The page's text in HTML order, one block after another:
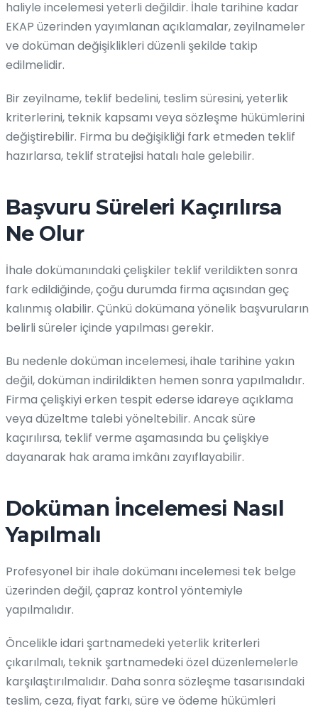
haliyle incelemesi yeterli değildir. İhale tarihine kadar
EKAP üzerinden yayımlanan açıklamalar, zeyilnameler
ve doküman değişiklikleri düzenli şekilde takip
edilmelidir.
Bir zeyilname, teklif bedelini, teslim süresini, yeterlik
kriterlerini, teknik kapsamı veya sözleşme hükümlerini
değiştirebilir. Firma bu değişikliği fark etmeden teklif
hazırlarsa, teklif stratejisi hatalı hale gelebilir.
Başvuru Süreleri Kaçırılırsa
Ne Olur
İhale dokümanındaki çelişkiler teklif verildikten sonra
fark edildiğinde, çoğu durumda firma açısından geç
kalınmış olabilir. Çünkü dokümana yönelik başvuruların
belirli süreler içinde yapılması gerekir.
Bu nedenle doküman incelemesi, ihale tarihine yakın
değil, doküman indirildikten hemen sonra yapılmalıdır.
Firma çelişkiyi erken tespit ederse idareye açıklama
veya düzeltme talebi yöneltebilir. Ancak süre
kaçırılırsa, teklif verme aşamasında bu çelişkiye
dayanarak hak arama imkânı zayıflayabilir.
Doküman İncelemesi Nasıl
Yapılmalı
Profesyonel bir ihale dokümanı incelemesi tek belge
üzerinden değil, çapraz kontrol yöntemiyle
yapılmalıdır.
Öncelikle idari şartnamedeki yeterlik kriterleri
çıkarılmalı, teknik şartnamedeki özel düzenlemelerle
karşılaştırılmalıdır. Daha sonra sözleşme tasarısındaki
teslim, ceza, fiyat farkı, süre ve ödeme hükümleri